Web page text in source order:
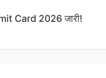
Card 2026 जारी!